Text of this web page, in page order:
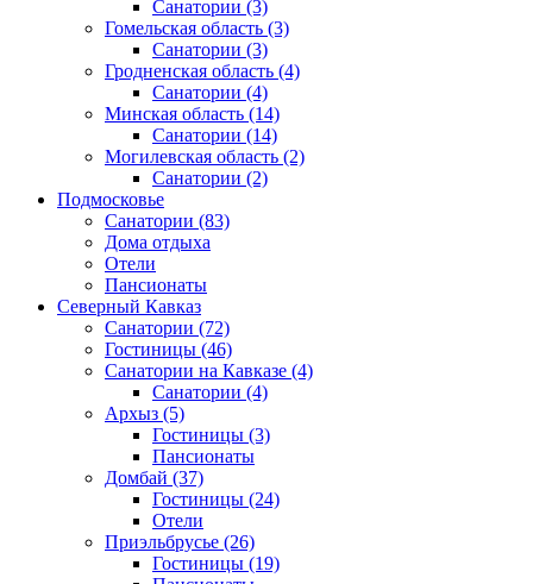
Санатории (3)
Гомельская область (3)
Санатории (3)
Гродненская область (4)
Санатории (4)
Минская область (14)
Санатории (14)
Могилевская область (2)
Санатории (2)
Подмосковье
Санатории (83)
Дома отдыха
Отели
Пансионаты
Северный Кавказ
Санатории (72)
Гостиницы (46)
Санатории на Кавказе (4)
Санатории (4)
Архыз (5)
Гостиницы (3)
Пансионаты
Домбай (37)
Гостиницы (24)
Отели
Приэльбрусье (26)
Гостиницы (19)